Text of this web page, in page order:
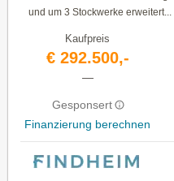
und um 3 Stockwerke erweitert...
Kaufpreis
€ 292.500,-
—
Gesponsert
Finanzierung berechnen